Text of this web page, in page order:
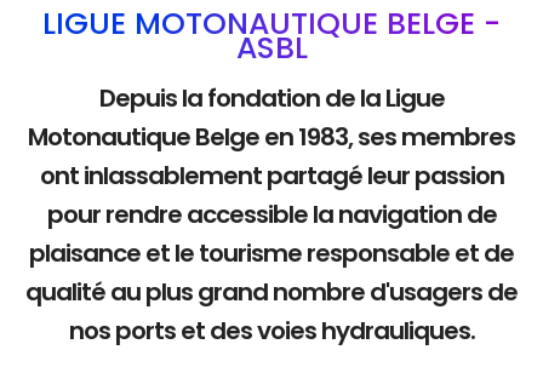
LIGUE MOTONAUTIQUE BELGE -
ASBL
Depuis la fondation de la Ligue
Motonautique Belge en 1983, ses membres
ont inlassablement partagé leur passion
pour rendre accessible la navigation de
plaisance et le tourisme responsable et de
qualité au plus grand nombre d'usagers de
nos ports et des voies hydrauliques.